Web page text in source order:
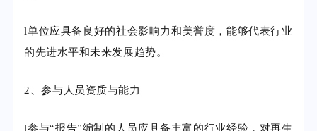
l单位应具备良好的社会影响力和美誉度，能够代表行业
的先进水平和未来发展趋势。
2、参与人员资质与能力
l参与“报告”编制的人员应具备丰富的行业经验，对再生